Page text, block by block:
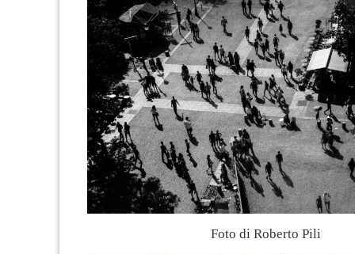
Foto di Roberto Pili